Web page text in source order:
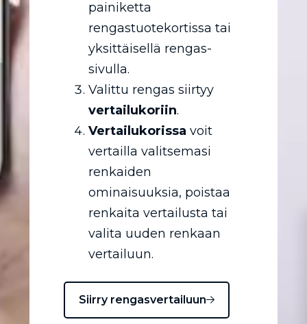
painiketta
rengastuotekortissa tai
yksittäisellä rengas-
sivulla.
Valittu rengas siirtyy
vertailukoriin.
Vertailukorissa voit
vertailla valitsemasi
renkaiden
ominaisuuksia, poistaa
renkaita vertailusta tai
valita uuden renkaan
vertailuun.
Siirry rengasvertailuun